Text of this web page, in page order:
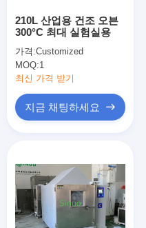
210L 산업용 건조 오븐
300°C 최대 실험실용
가격:Customized
MOQ:1
최신 가격 받기
지금 채팅하세요